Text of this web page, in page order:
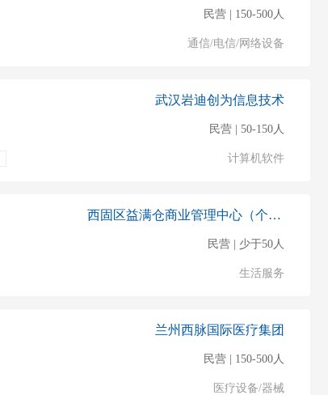
民营 | 150-500人
通信/电信/网络设备
武汉岩迪创为信息技术
民营 | 50-150人
计算机软件
西固区益满仓商业管理中心（个体工商户）
民营 | 少于50人
生活服务
兰州西脉国际医疗集团
民营 | 150-500人
医疗设备/器械